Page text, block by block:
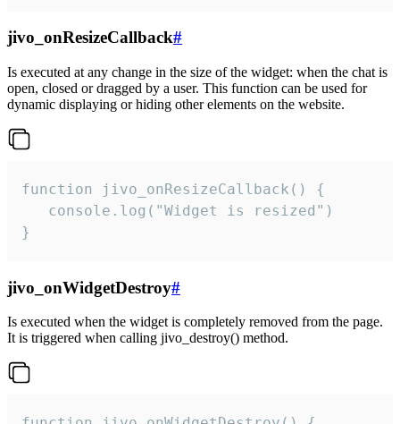
jivo_onResizeCallback#
Is executed at any change in the size of the widget: when the chat is
open, closed or dragged by a user. This function can be used for
dynamic displaying or hiding other elements on the website.
function jivo_onResizeCallback() {
   console.log("Widget is resized")
}
jivo_onWidgetDestroy#
Is executed when the widget is completely removed from the page.
It is triggered when calling jivo_destroy() method.